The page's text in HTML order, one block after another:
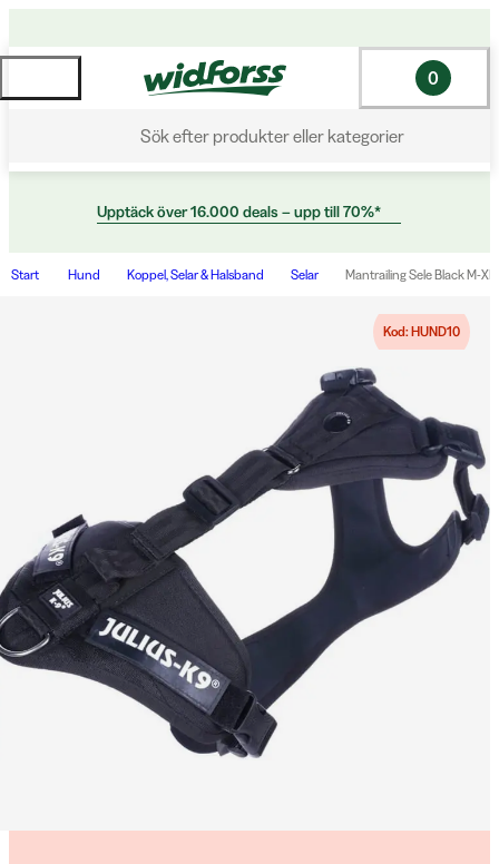
Sök efter produkter eller kategorier
0
Upptäck över 16.000 deals – upp till 70%*
Start Hund Koppel, Selar & Halsband Selar Mantrailing Sele Black M-XL
Kod: HUND10